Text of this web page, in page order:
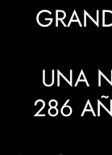
UNA
286